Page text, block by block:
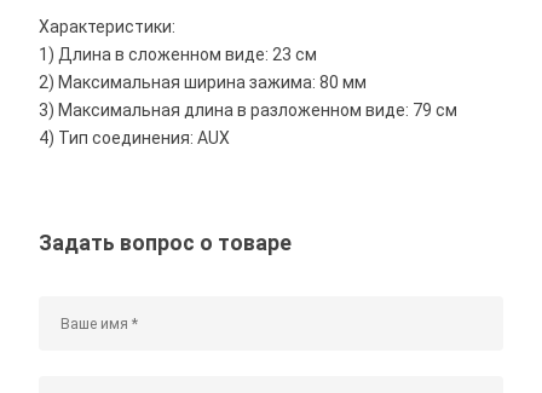
Характеристики:
1) Длина в сложенном виде: 23 см
2) Максимальная ширина зажима: 80 мм
3) Максимальная длина в разложенном виде: 79 см
4) Тип соединения: AUX
Задать вопрос о товаре